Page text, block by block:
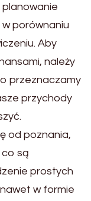
planowanie
porównaniu
Aby
należy
przeznaczamy
przychody
od poznania,
są
prostych
w formie